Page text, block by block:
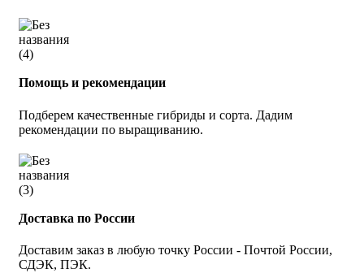
Помощь и рекомендации
Подберем качественные гибриды и сорта. Дадим
рекомендации по выращиванию.
Доставка по России
Доставим заказ в любую точку России - Почтой России,
СДЭК, ПЭК.